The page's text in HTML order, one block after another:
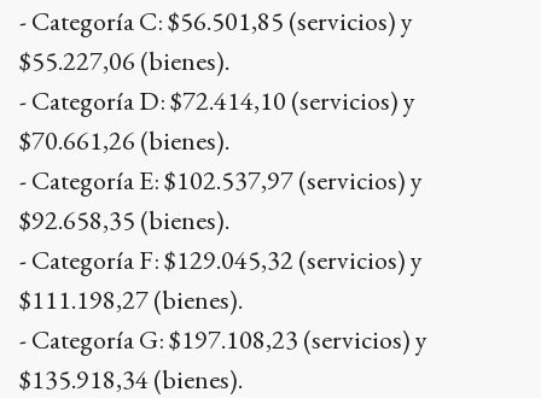
- Categoría C: $56.501,85 (servicios) y
$55.227,06 (bienes).
- Categoría D: $72.414,10 (servicios) y
$70.661,26 (bienes).
- Categoría E: $102.537,97 (servicios) y
$92.658,35 (bienes).
- Categoría F: $129.045,32 (servicios) y
$111.198,27 (bienes).
- Categoría G: $197.108,23 (servicios) y
$135.918,34 (bienes).